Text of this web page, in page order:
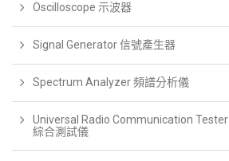
Oscilloscope 示波器
Signal Generator 信號產生器
Spectrum Analyzer 頻譜分析儀
Universal Radio Communication Tester
綜合測試儀